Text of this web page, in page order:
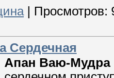
| Просмотров:
Сердечная
Апан Ваю-Мудра